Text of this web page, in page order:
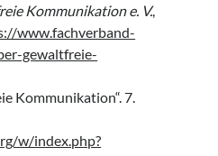
Kommunikation e. V.,
www.fachverband-
gewaltfreie-
Kommunikation“. 7.
w/index.php?